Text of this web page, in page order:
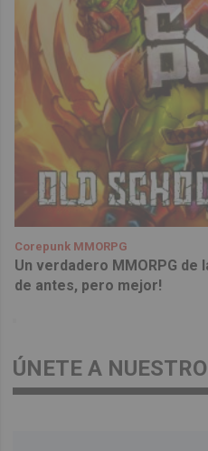
Corepunk MMORPG
Un verdadero MMORPG de
de antes, pero mejor!
ÚNETE A